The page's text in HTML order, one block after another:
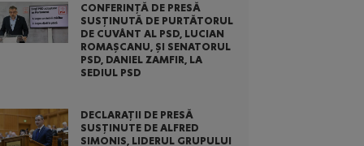
CONFERINȚĂ DE PRESĂ
SUSȚINUTĂ DE PURTĂTORUL
DE CUVÂNT AL PSD, LUCIAN
ROMAȘCANU, ȘI SENATORUL
PSD, DANIEL ZAMFIR, LA
SEDIUL PSD
DECLARAȚII DE PRESĂ
SUSȚINUTE DE ALFRED
SIMONIS, LIDERUL GRUPULUI